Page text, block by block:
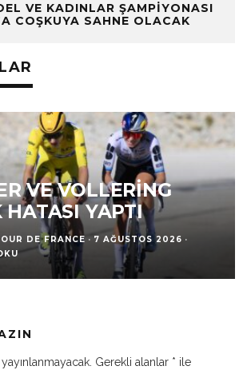
VE KADINLAR ŞAMPIYONASI
COŞKUYA SAHNE OLACAK
VE VOLLERING
YAPTI
DE FRANCE · 7 AĞUSTOS 2026 ·
Gerekli alanlar * ile